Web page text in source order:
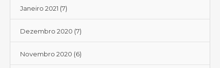
Janeiro 2021 (7)
Dezembro 2020 (7)
Novembro 2020 (6)